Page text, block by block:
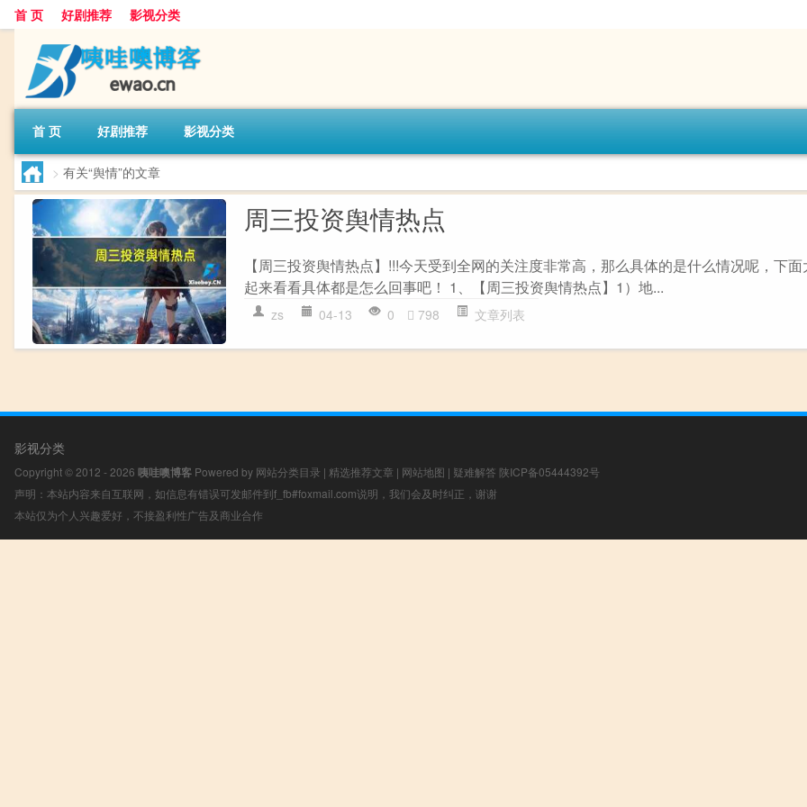
首 页 好剧推荐 影视分类
首 页 好剧推荐 影视分类
> 有关“舆情”的文章
周三投资舆情热点
【周三投资舆情热点】!!!今天受到全网的关注度非常高，那么具体的是什么情况呢，下
起来看看具体都是怎么回事吧！ 1、【周三投资舆情热点】1）地...
zs 04-13 0 798 文章列表
影视分类
Copyright © 2012 - 2026 咦哇噢博客 Powered by 网站分类目录 | 精选推荐文章 | 网站地图 | 疑难解答 陕ICP备05444392号
声明：本站内容来自互联网，如信息有错误可发邮件到f_fb#foxmail.com说明，我们会及时纠正，谢谢
本站仅为个人兴趣爱好，不接盈利性广告及商业合作